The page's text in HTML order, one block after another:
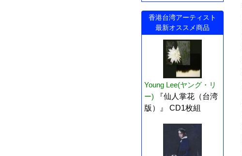
香港台湾アーティスト
最新オススメ商品
Young Lee(ヤング・リ
ー)
『仙人掌花（台湾
版）』 CD1枚組